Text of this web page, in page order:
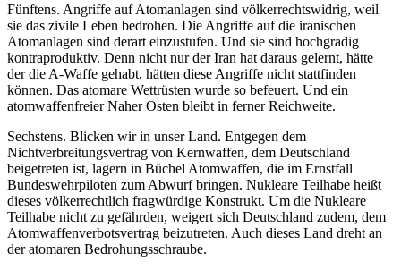
Fünftens. Angriffe auf Atomanlagen sind völkerrechtswidrig, weil
sie das zivile Leben bedrohen. Die Angriffe auf die iranischen
Atomanlagen sind derart einzustufen. Und sie sind hochgradig
kontraproduktiv. Denn nicht nur der Iran hat daraus gelernt, hätte
der die A-Waffe gehabt, hätten diese Angriffe nicht stattfinden
können. Das atomare Wettrüsten wurde so befeuert. Und ein
atomwaffenfreier Naher Osten bleibt in ferner Reichweite.
Sechstens. Blicken wir in unser Land. Entgegen dem
Nichtverbreitungsvertrag von Kernwaffen, dem Deutschland
beigetreten ist, lagern in Büchel Atomwaffen, die im Ernstfall
Bundeswehrpiloten zum Abwurf bringen. Nukleare Teilhabe heißt
dieses völkerrechtlich fragwürdige Konstrukt. Um die Nukleare
Teilhabe nicht zu gefährden, weigert sich Deutschland zudem, dem
Atomwaffenverbotsvertrag beizutreten. Auch dieses Land dreht an
der atomaren Bedrohungsschraube.